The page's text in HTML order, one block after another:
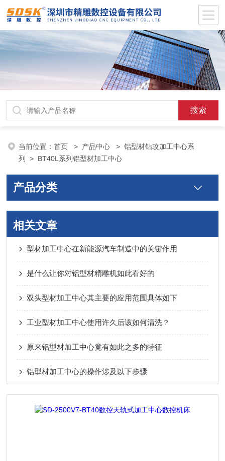
当前位置：首页 > 产品中心 >铝型材钻攻加工中心系
列
> BT40L系列铝型材加工中心
产品分类
相关文章
型材加工中心在新能源汽车制造中的关键作用
是什么让你对铝型材精雕机如此看好的
双头型材加工中心其主要的应用范围具体如下
工业型材加工中心使用许久后该如何清洗？
原来铝型材加工中心竟有如此之多的特征
铝型材加工中心的操作涉及以下步骤